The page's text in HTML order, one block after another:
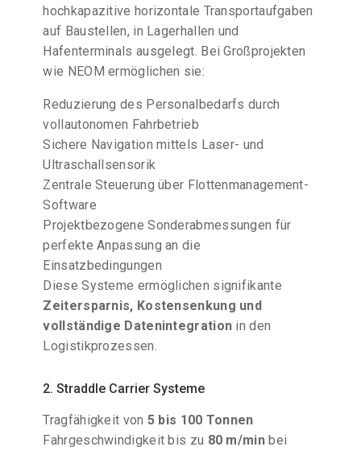
hochkapazitive horizontale Transportaufgaben
auf Baustellen, in Lagerhallen und
Hafenterminals ausgelegt. Bei Großprojekten
wie NEOM ermöglichen sie:
Reduzierung des Personalbedarfs durch
vollautonomen Fahrbetrieb
Sichere Navigation mittels Laser- und
Ultraschallsensorik
Zentrale Steuerung über Flottenmanagement-
Software
Projektbezogene Sonderabmessungen für
perfekte Anpassung an die
Einsatzbedingungen
Diese Systeme ermöglichen signifikante
Zeitersparnis, Kostensenkung und
vollständige Datenintegration in den
Logistikprozessen.
2. Straddle Carrier Systeme
Tragfähigkeit von 5 bis 100 Tonnen
Fahrgeschwindigkeit bis zu 80 m/minbei